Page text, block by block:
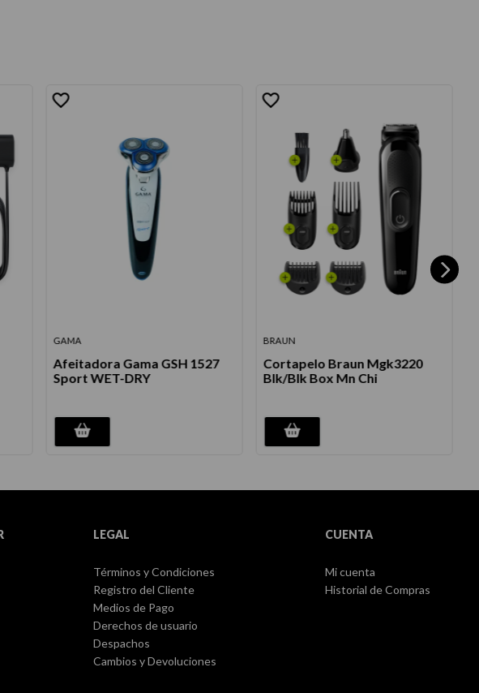
GAMA
Afeitadora Gama GSH 1527
Sport WET-DRY
BRAUN
Cortapelo Braun Mgk3220
Blk/Blk Box Mn Chi
LEGAL
Términos y Condiciones
Registro del Cliente
Medios de Pago
Derechos de usuario
Despachos
Cambios y Devoluciones
CUENTA
Mi cuenta
Historial de Compras